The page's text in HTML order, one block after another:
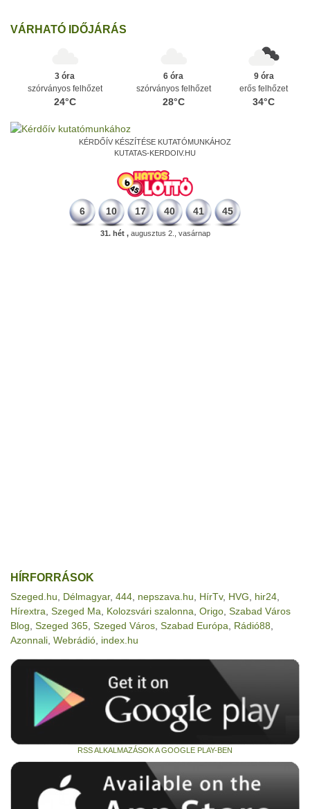
VÁRHATÓ IDŐJÁRÁS
3 óra
szórványos felhőzet
24°C
6 óra
szórványos felhőzet
28°C
9 óra
erős felhőzet
34°C
KÉRDŐÍV KÉSZÍTÉSE KUTATÓMUNKÁHOZ
KUTATAS-KERDOIV.HU
6 10 17 40 41 45
31. hét ,augusztus 2., vasárnap
HÍRFORRÁSOK
Szeged.hu Délmagyar, 444 nepszava.hu HírTv, HVG hir24
Hírextra Szeged Ma Kolozsvári szalonna Origo Szabad Város
Blog Szeged 365 Szeged Város Szabad Európa Rádió88
Azonnali Webrádió index.hu
RSS ALKALMAZÁSOK A GOOGLE PLAY-BEN